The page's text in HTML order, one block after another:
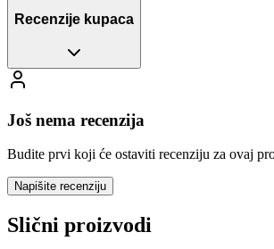
Recenzije kupaca
Još nema recenzija
Budite prvi koji će ostaviti recenziju za ovaj
Napišite recenziju
Slični proizvodi